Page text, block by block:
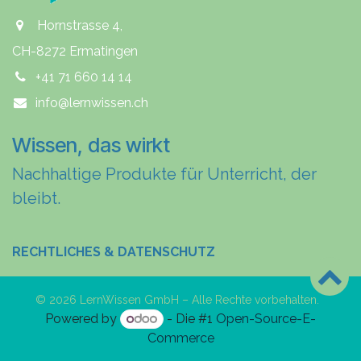
Hornstrasse 4,
CH-8272 Ermatingen
+41 71 660 14 14
info@lernwissen.ch
Wissen, das wirkt
Nachhaltige Produkte für Unterricht, der
bleibt.
RECHTLICHES & DATENSCHUTZ
© 2026 LernWissen GmbH – Alle Rechte vorbehalten.
Powered by - Die #1 Open-Source-E-
Commerce